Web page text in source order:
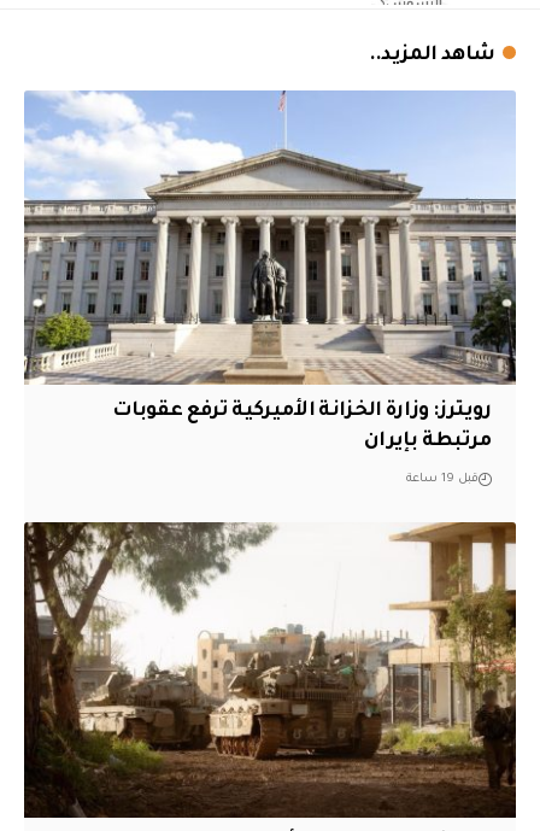
شاهد المزيد..
‏رويترز: وزارة الخزانة الأميركية ترفع عقوبات
مرتبطة بإيران
قبل 19 ساعة